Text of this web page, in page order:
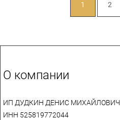
1 2
О компании
ИП ДУДКИН ДЕНИС МИХАЙЛОВИЧ
ИНН 525819772044